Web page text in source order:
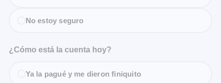
No estoy seguro
¿Cómo está la cuenta hoy?
Ya la pagué y me dieron finiquito